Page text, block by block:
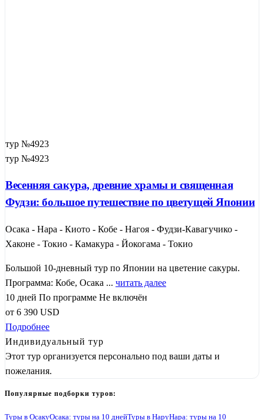
тур №4923
тур №4923
Весенняя сакура, древние храмы и священная
Фудзи: большое путешествие по цветущей Японии
Осака - Нара - Киото - Кобе - Нагоя - Фудзи-Кавагучико -
Хаконе - Токио - Камакура - Йокогама - Токио
Большой 10-дневный тур по Японии на цветение сакуры.
Программа: Кобе, Осака ... читать далее
10 дней По программе Не включён
от 6 390 USD
Подробнее
Индивидуальный тур
Этот тур организуется персонально под ваши даты и
пожелания.
Популярные подборки туров:
Туры в ОсакуОсака: туры на 10 днейТуры в НаруНара: туры на 10